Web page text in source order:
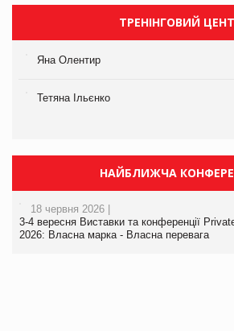
ТРЕНІНГОВИЙ
Яна Олентир
Тетяна Ільєнко
НАЙБЛИЖЧА
18 червня 2026 |
3-4 вересня Виставки та конференції
2026: Власна марка - Власна перевага